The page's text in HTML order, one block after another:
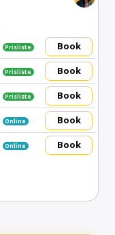
Prisliste Book
Prisliste Book
Prisliste Book
Online Book
Online Book